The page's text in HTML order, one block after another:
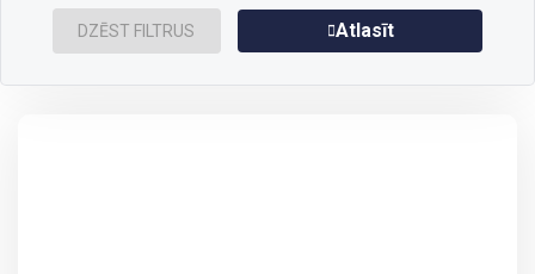
DZĒST FILTRUS Atlasīt